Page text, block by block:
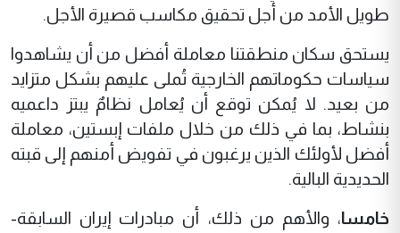
طويل الأمد من أجل تحقيق مكاسب قصيرة الأجل.
يستحق سكان منطقتنا معاملة أفضل من أن يشاهدوا
سياسات حكوماتهم الخارجية تُملى عليهم بشكل متزايد
من بعيد. لا يُمكن توقع أن يُعامل نظامٌ يبتز داعميه
بنشاط، بما في ذلك من خلال ملفات إبستين، معاملة
أفضل لأولئك الذين يرغبون في تفويض أمنهم إلى قبته
الحديدية البالية.
خامسا، والأهم من ذلك، أن مبادرات إيران السابقة-